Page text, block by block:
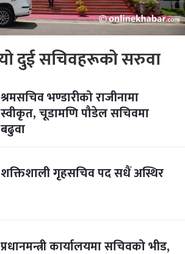
दुई सचिवहरूको सरुवा
श्रमसचिव भण्डारीको राजीनामा
स्वीकृत, चूडामणि पौडेल सचिवमा
बढुवा
शक्तिशाली गृहसचिव पद सधैं अस्थिर
प्रधानमन्त्री कार्यालयमा सचिवको भीड,